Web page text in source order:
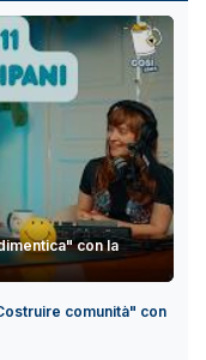
con la
comunità" con